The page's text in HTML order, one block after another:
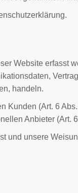
Website erfasst
handeln.
Kunden (Art. 6
Anbieter (Art.
und unsere